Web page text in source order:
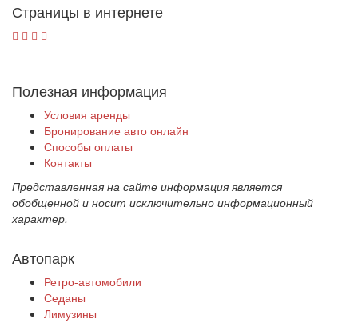
Страницы в интернете
Полезная информация
Условия аренды
Бронирование авто онлайн
Способы оплаты
Контакты
Представленная на сайте информация является
обобщенной и носит исключительно информационный
характер.
Автопарк
Ретро-автомобили
Седаны
Лимузины